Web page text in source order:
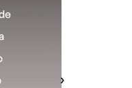
Next